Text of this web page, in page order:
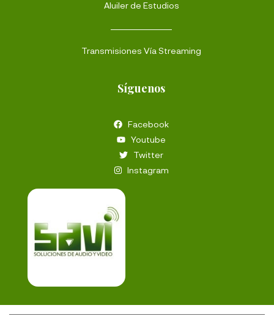
Aluiler de Estudios
Transmisiones Vía Streaming
Síguenos
Facebook
Youtube
Twitter
Instagram